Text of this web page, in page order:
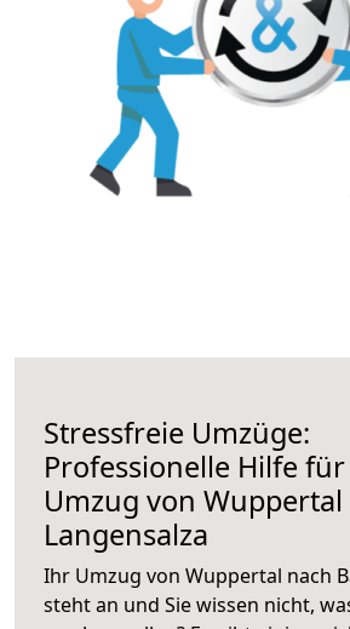
Stressfreie Umzüge:
Professionelle Hilfe
Umzug von Wuppertal
Langensalza
Ihr Umzug von Wuppertal nach
steht an und Sie wissen nicht,